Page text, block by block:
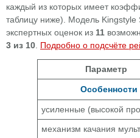
каждый из которых имеет
таблицу ниже). Модель Kingstyle
экспертных оценок из 11
3 из 10 Подробно о подсчёте
Параметр
Особенности
усиленные (высокой
механизм качания